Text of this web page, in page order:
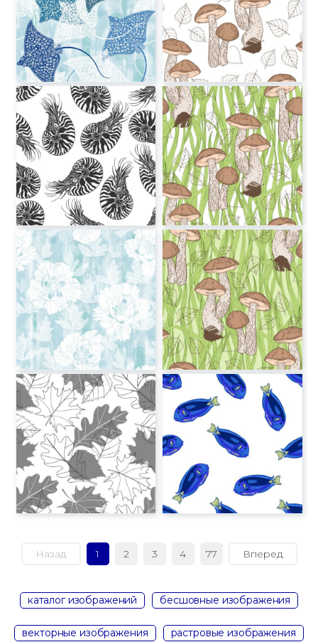
Назад 1 2 3 4 77 Вперед
каталог изображений бесшовные изображения
векторные изображения растровые изображения